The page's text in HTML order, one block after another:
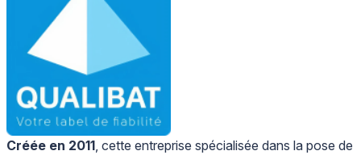
Créée en 2011 , cette entreprise spécialisée dans la pose de